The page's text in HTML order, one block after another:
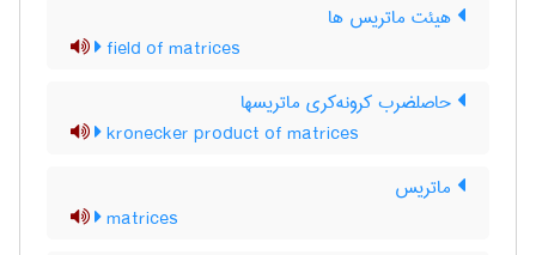
هیئت ماتریس ها
field of matrices
حاصلضرب کرونه‌کری ماتریسها
kronecker product of matrices
ماتریس
matrices